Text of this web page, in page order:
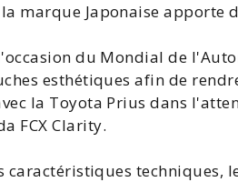
la marque Japonaise apporte
du Mondial de
esthétiques afin de
la Toyota Prius dans
FCX Clarity.
caractéristiques techniques,